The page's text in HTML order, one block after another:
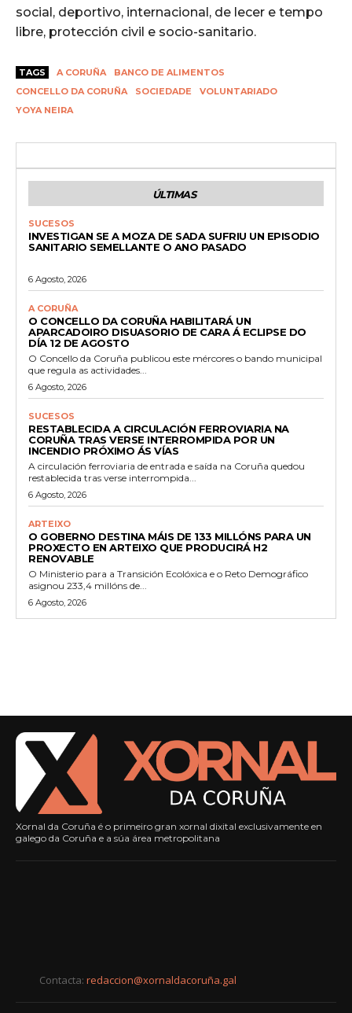
social, deportivo, internacional, de lecer e tempo
libre, protección civil e socio-sanitario.
TAGS A CORUÑA
BANCO DE ALIMENTOS
CONCELLO DA CORUÑA
SOCIEDADE
VOLUNTARIADO
YOYA NEIRA
ÚLTIMAS
SUCESOS
INVESTIGAN SE A MOZA DE SADA SUFRIU UN EPISODIO
SANITARIO SEMELLANTE O ANO PASADO
6 Agosto, 2026
A CORUÑA
O CONCELLO DA CORUÑA HABILITARÁ UN
APARCADOIRO DISUASORIO DE CARA Á ECLIPSE DO
DÍA 12 DE AGOSTO
O Concello da Coruña publicou este mércores o bando municipal
que regula as actividades...
6 Agosto, 2026
SUCESOS
RESTABLECIDA A CIRCULACIÓN FERROVIARIA NA
CORUÑA TRAS VERSE INTERROMPIDA POR UN
INCENDIO PRÓXIMO ÁS VÍAS
A circulación ferroviaria de entrada e saída na Coruña quedou
restablecida tras verse interrompida...
6 Agosto, 2026
ARTEIXO
O GOBERNO DESTINA MÁIS DE 133 MILLÓNS PARA UN
PROXECTO EN ARTEIXO QUE PRODUCIRÁ H2
RENOVABLE
O Ministerio para a Transición Ecolóxica e o Reto Demográfico
asignou 233,4 millóns de...
6 Agosto, 2026
Xornal da Coruña é o primeiro gran xornal dixital exclusivamente en
galego da Coruña e a súa área metropolitana
Contacta: redaccion@xornaldacoruña.gal